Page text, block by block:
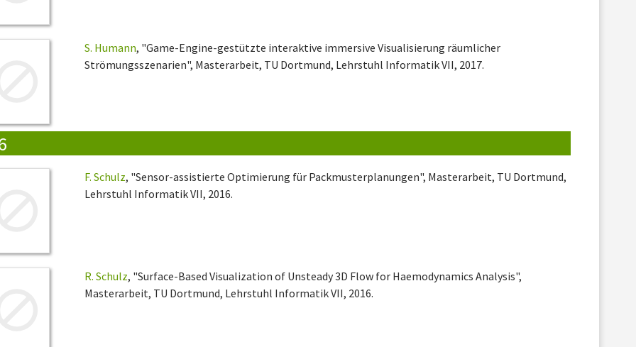
S. Humann, "Game-Engine-gestützte interaktive immersive Visualisierung räumlicher
Strömungsszenarien", Masterarbeit, TU Dortmund, Lehrstuhl Informatik VII, 2017.
F. Schulz, "Sensor-assistierte Optimierung für Packmusterplanungen", Masterarbeit, TU Dortmund,
Lehrstuhl Informatik VII, 2016.
R. Schulz, "Surface-Based Visualization of Unsteady 3D Flow for Haemodynamics Analysis",
Masterarbeit, TU Dortmund, Lehrstuhl Informatik VII, 2016.